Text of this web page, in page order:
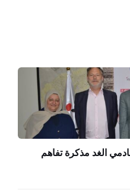
الغد مذكرة تفاهم